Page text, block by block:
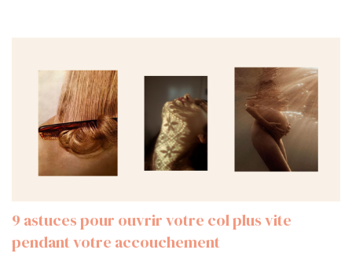
9 astuces pour ouvrir votre col plus vite
pendant votre accouchement